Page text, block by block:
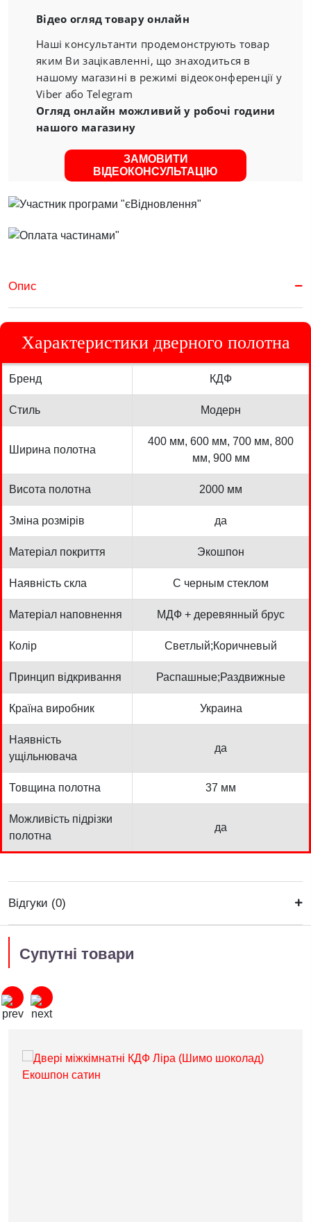
Відео огляд товару онлайн
Наші консультанти продемонструють товар
яким Ви зацікавленні, що знаходиться в
нашому магазині в режимі відеоконференції у
Viber або Telegram
Огляд онлайн можливий у робочі години
нашого магазину
ЗАМОВИТИ
ВІДЕОКОНСУЛЬТАЦІЮ
Опис
Характеристики дверного полотна
Бренд КДФ
Стиль Модерн
Ширина полотна
400 мм, 600 мм, 700 мм, 800
мм, 900 мм
Висота полотна 2000 мм
Зміна розмірів да
Матеріал покриття Экошпон
Наявність скла С черным стеклом
Матеріал наповнення МДФ + деревянный брус
Колір Светлый;Коричневый
Принцип відкривання Распашные;Раздвижные
Країна виробник Украина
Наявність
ущільнювача
да
Товщина полотна 37 мм
Можливість підрізки
полотна
да
Відгуки (0)
Супутні товари